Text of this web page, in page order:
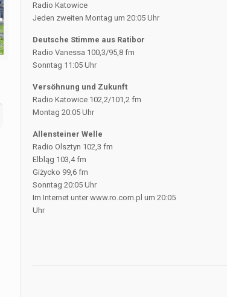
Radio Katowice
Jeden zweiten Montag um 20:05 Uhr
Deutsche Stimme aus Ratibor
Radio Vanessa 100,3/95,8 fm
Sonntag 11:05 Uhr
Versöhnung und Zukunft
Radio Katowice 102,2/101,2 fm
Montag 20:05 Uhr
Allensteiner Welle
Radio Olsztyn 102,3 fm
Elbląg 103,4 fm
Giżycko 99,6 fm
Sonntag 20:05 Uhr
Im Internet unter www.ro.com.pl um 20:05
Uhr